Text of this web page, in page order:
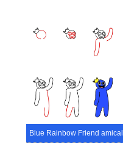
Blue Rainbow Friend amical